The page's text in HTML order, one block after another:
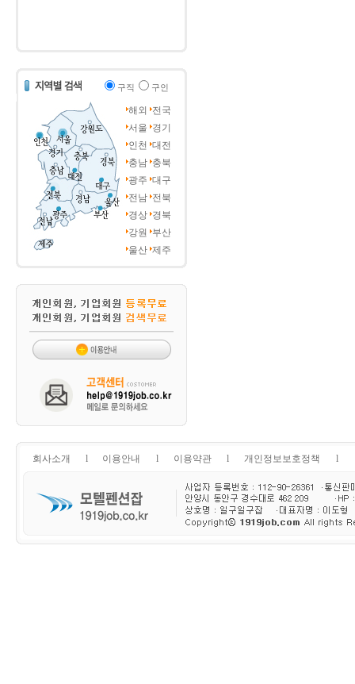
구직 구인
해외
전국
서울 경기
인천 대전
충남 충북
광주 대구
전남 전북
경상 경북
강원
부산
울산 제주
회사소개 l 이용안내 l 이용약관 l 개인정보보호정책 l